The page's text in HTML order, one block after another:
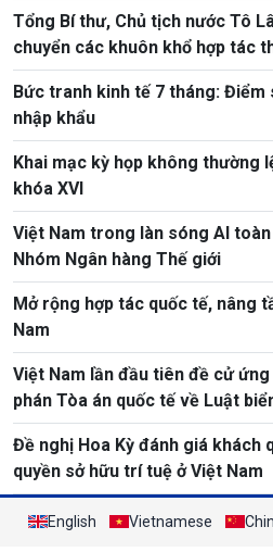
Tổng Bí thư, Chủ tịch nước Tô
chuyển các khuôn khổ hợp tác
hiệu quả thực chất làm thước đo
Bức tranh kinh tế 7 tháng:
nhập khẩu
Khai mạc kỳ họp không thường
khóa XVI
Việt Nam trong làn sóng AI
Nhóm Ngân hàng Thế giới
Mở rộng hợp tác quốc tế, nâng
Nam
Việt Nam lần đầu tiên đề cử
phán Tòa án quốc tế về Luật
Đề nghị Hoa Kỳ đánh giá khách
quyền sở hữu trí tuệ ở Việt Nam
English Vietnamese